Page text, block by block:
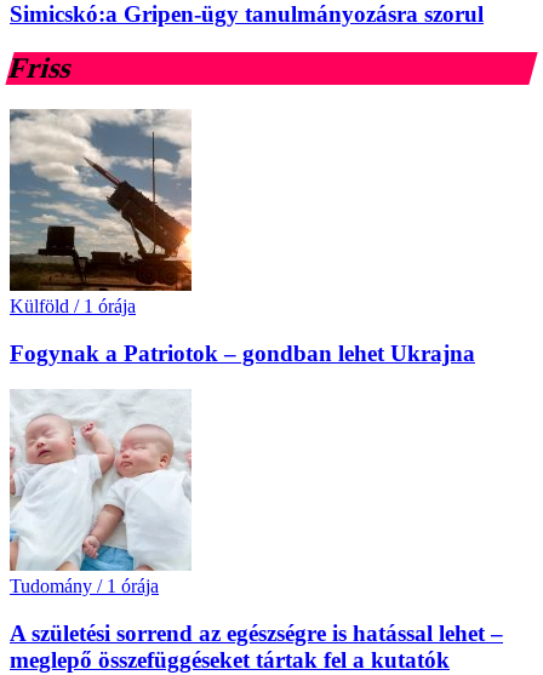
Simicskó:a Gripen-ügy tanulmányozásra szorul
Friss
Külföld / 1 órája
Fogynak a Patriotok – gondban lehet Ukrajna
Tudomány / 1 órája
A születési sorrend az egészségre is hatással lehet –
meglepő összefüggéseket tártak fel a kutatók